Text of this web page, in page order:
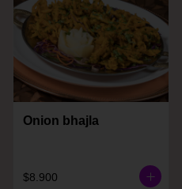
Onion bhajla
$8.900